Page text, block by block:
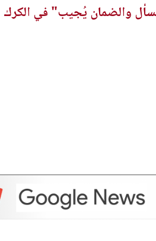
والضمان يُجيب" في الكرك